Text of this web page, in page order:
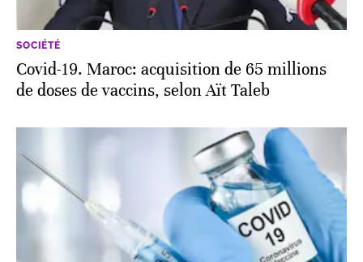
SOCIÉTÉ
Covid-19. Maroc: acquisition de 65 millions
de doses de vaccins, selon Aït Taleb